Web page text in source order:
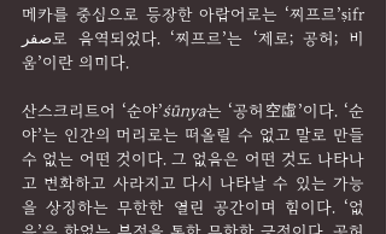
메카를 중심으로 등장한 아랍어로는 ‘찌프르’ṣifr
صفر로 음역되었다. ‘찌프르’는 ‘제로; 공허; 비
움’이란 의미다.
산스크리트어 ‘순야’śūnya는 ‘공허空虛’이다. ‘순
야’는 인간의 머리로는 떠올릴 수 없고 말로 만들
수 없는 어떤 것이다. 그 없음은 어떤 것도 나타나
고 변화하고 사라지고 다시 나타날 수 있는 가능
을 상징하는 무한한 열린 공간이며 힘이다. ‘없